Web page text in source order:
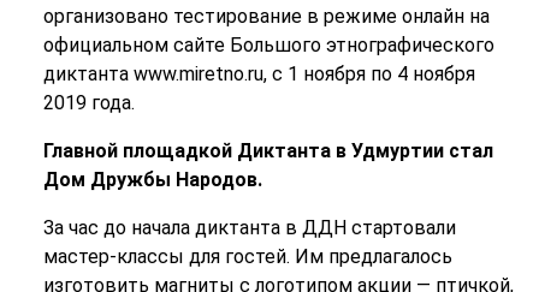
организовано тестирование в режиме онлайн на
официальном сайте Большого этнографического
диктанта www.miretno.ru, с 1 ноября по 4 ноября
2019 года.
Главной площадкой Диктанта в Удмуртии стал
Дом Дружбы Народов.
За час до начала диктанта в ДДН стартовали
мастер-классы для гостей. Им предлагалось
изготовить магниты с логотипом акции — птичкой,